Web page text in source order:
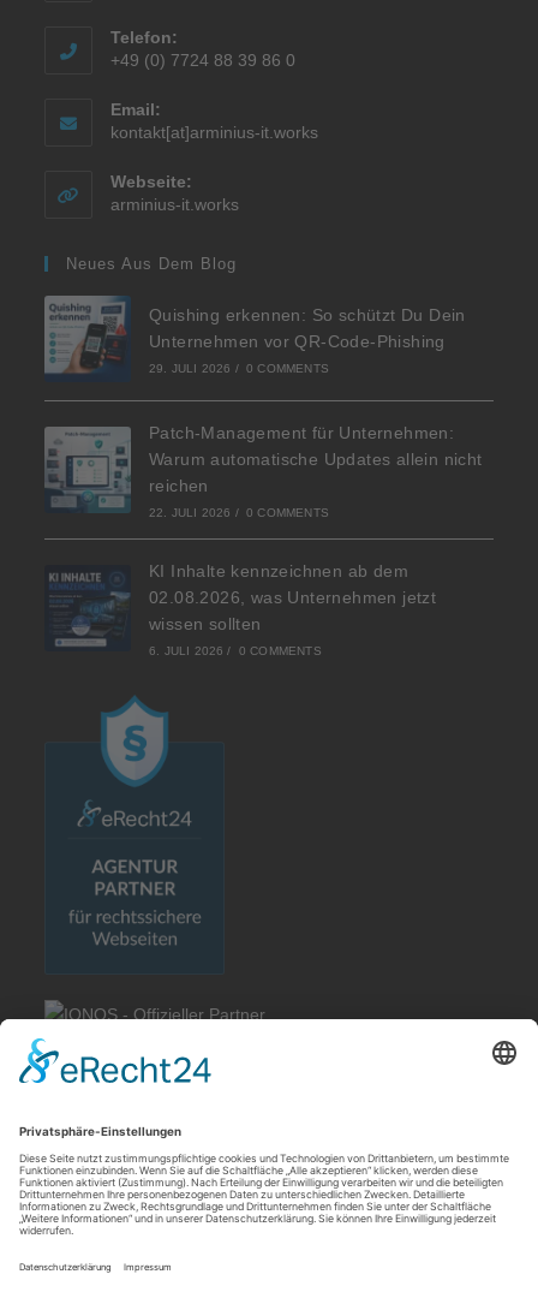
Telefon:
+49 (0) 7724 88 39 86 0
Email:
kontakt[at]arminius-it.works
Webseite:
arminius-it.works
Neues Aus Dem Blog
Quishing erkennen: So schützt Du Dein
Unternehmen vor QR-Code-Phishing
29. JULI 2026 / 0 COMMENTS
Patch-Management für Unternehmen:
Warum automatische Updates allein nicht
reichen
22. JULI 2026 / 0 COMMENTS
KI Inhalte kennzeichnen ab dem
02.08.2026, was Unternehmen jetzt
wissen sollten
6. JULI 2026 / 0 COMMENTS
Rechtliches
Allgemeine Geschäftsbedingungen
Impressum
Datenschutzerklärung
Cookie-Einstellungen